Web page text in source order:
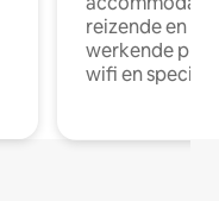
reizende en
werkende
wifi en